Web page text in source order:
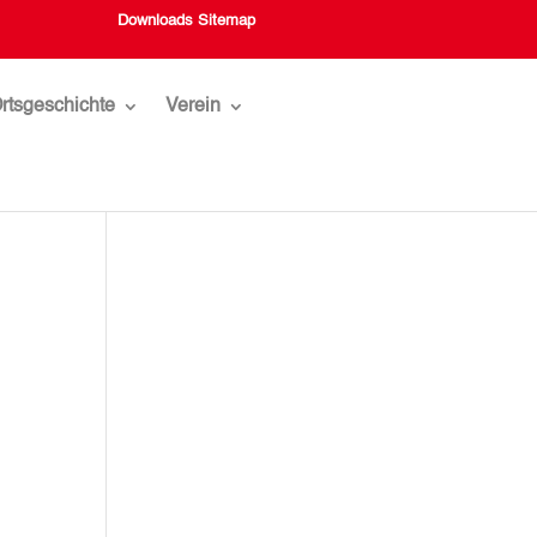
Downloads Sitemap
Verein